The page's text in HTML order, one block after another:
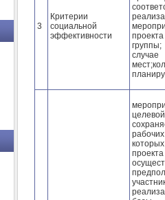
3
Критерии
социальной
эффективности